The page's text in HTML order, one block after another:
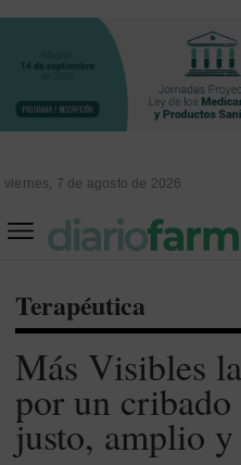
viernes, 7 de agosto de 2026
Terapéutica
Más Visibles
por un cribado
justo, amplio